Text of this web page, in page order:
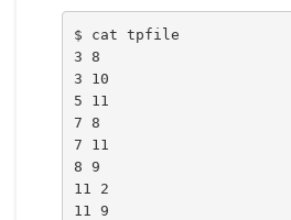
$ cat tpfile
3 8
3 10
5 11
7 8
7 11
8 9
11 2
11 9